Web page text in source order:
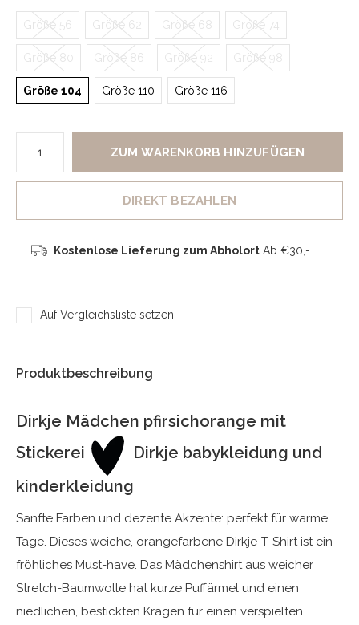
Größe 56 Größe 62 Größe 68 Größe 74
Größe 80 Größe 86 Größe 92 Größe 98
Größe 104 Größe 110 Größe 116
ZUM WARENKORB HINZUFÜGEN
DIREKT BEZAHLEN
Kostenlose Lieferung zum AbholortAb €30,-
Auf Vergleichsliste setzen
Produktbeschreibung
Dirkje Mädchen pfirsichorange mit
Stickerei
Dirkje babykleidung und
kinderkleidung
Sanfte Farben und dezente Akzente: perfekt für warme
Tage. Dieses weiche, orangefarbene Dirkje-T-Shirt ist ein
fröhliches Must-have. Das Mädchenshirt aus weicher
Stretch-Baumwolle hat kurze Puffärmel und einen
niedlichen, bestickten Kragen für einen verspielten